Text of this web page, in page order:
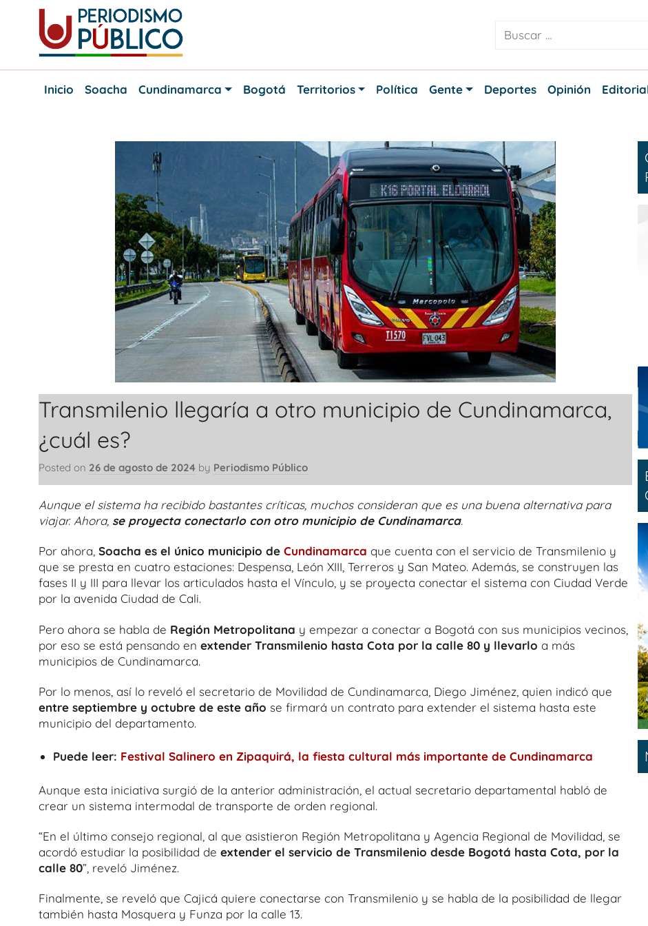
content
Periodismo
Noticias
Inicio
Soacha Cundinamarca Bogotá Territorios Política Gente Deportes Opinión
Transmilenio llegaría a otro municipio de Cundinamarca,
¿cuál es?
Posted on 26 de agosto de 2024 by Periodismo Público
Aunque el sistema ha recibido bastantes críticas, muchos consideran que es una buena alternativa para
viajar. Ahora, se proyecta conectarlo con otro municipio de Cundinamarca.
Por ahora, Soacha es el único municipio de Cundinamarca que cuenta con el servicio de Transmilenio y
que se presta en cuatro estaciones: Despensa, León XIII, Terreros y San Mateo. Además, se construyen las
fases II y III para llevar los articulados hasta el Vínculo, y se proyecta conectar el sistema con Ciudad Verde
por la avenida Ciudad de Cali.
Pero ahora se habla de Región Metropolitana y empezar a conectar a Bogotá con sus municipios vecinos,
por eso se está pensando en extender Transmilenio hasta Cota por la calle 80 y llevarlo a más
municipios de Cundinamarca.
Por lo menos, así lo reveló el secretario de Movilidad de Cundinamarca, Diego Jiménez, quien indicó que
entre septiembre y octubre de este año se firmará un contrato para extender el sistema hasta este
municipio del departamento.
Puede leer: Festival Salinero en Zipaquirá, la fiesta cultural más importante de Cundinamarca
Aunque esta iniciativa surgió de la anterior administración, el actual secretario departamental habló de
crear un sistema intermodal de transporte de orden regional.
“En el último consejo regional, al que asistieron Región Metropolitana y Agencia Regional de Movilidad, se
acordó estudiar la posibilidad de extender el servicio de Transmilenio desde Bogotá hasta Cota, por la
calle 80”, reveló Jiménez.
Finalmente, se reveló que Cajicá quiere conectarse con Transmilenio y se habla de la posibilidad de llegar
también hasta Mosquera y Funza por la calle 13.